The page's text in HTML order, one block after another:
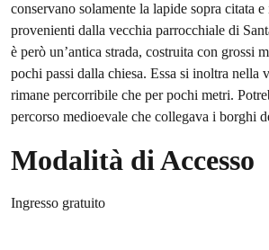
conservano solamente la lapide sopra citata
provenienti dalla vecchia parrocchiale di
è però un’antica strada, costruita con grossi
pochi passi dalla chiesa. Essa si inoltra nella
rimane percorribile che per pochi metri.
percorso medioevale che collegava i borghi
Modalità di Accesso
Ingresso gratuito